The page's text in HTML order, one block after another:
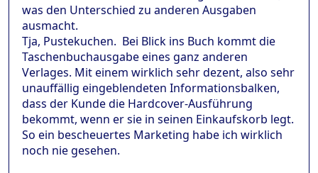
was den Unterschied zu anderen Ausgaben
ausmacht.
Tja, Pustekuchen. Bei Blick ins Buch kommt die
Taschenbuchausgabe eines ganz anderen
Verlages. Mit einem wirklich sehr dezent, also sehr
unauffällig eingeblendeten Informationsbalken,
dass der Kunde die Hardcover-Ausführung
bekommt, wenn er sie in seinen Einkaufskorb legt.
So ein bescheuertes Marketing habe ich wirklich
noch nie gesehen.